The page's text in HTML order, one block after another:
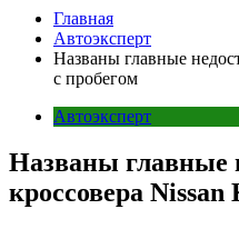
Главная
Автоэксперт
Названы главные
с пробегом
Автоэксперт
Названы главные
кроссовера